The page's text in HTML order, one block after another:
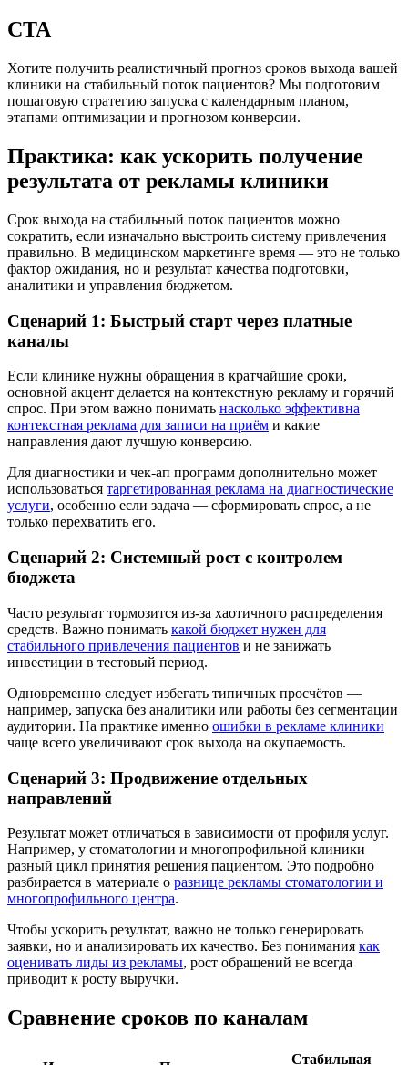
CTA
Хотите получить реалистичный прогноз сроков выхода вашей
клиники на стабильный поток пациентов? Мы подготовим
пошаговую стратегию запуска с календарным планом,
этапами оптимизации и прогнозом конверсии.
Практика: как ускорить получение
результата от рекламы клиники
Срок выхода на стабильный поток пациентов можно
сократить, если изначально выстроить систему привлечения
правильно. В медицинском маркетинге время — это не только
фактор ожидания, но и результат качества подготовки,
аналитики и управления бюджетом.
Сценарий 1: Быстрый старт через платные
каналы
Если клинике нужны обращения в кратчайшие сроки,
основной акцент делается на контекстную рекламу и горячий
спрос. При этом важно понимать насколько эффективна
контекстная реклама для записи на приём и какие
направления дают лучшую конверсию.
Для диагностики и чек-ап программ дополнительно может
использоваться таргетированная реклама на диагностические
услуги, особенно если задача — сформировать спрос, а не
только перехватить его.
Сценарий 2: Системный рост с контролем
бюджета
Часто результат тормозится из-за хаотичного распределения
средств. Важно понимать какой бюджет нужен для
стабильного привлечения пациентов и не занижать
инвестиции в тестовый период.
Одновременно следует избегать типичных просчётов —
например, запуска без аналитики или работы без сегментации
аудитории. На практике именно ошибки в рекламе клиники
чаще всего увеличивают срок выхода на окупаемость.
Сценарий 3: Продвижение отдельных
направлений
Результат может отличаться в зависимости от профиля услуг.
Например, у стоматологии и многопрофильной клиники
разный цикл принятия решения пациентом. Это подробно
разбирается в материале о разнице рекламы стоматологии и
многопрофильного центра.
Чтобы ускорить результат, важно не только генерировать
заявки, но и анализировать их качество. Без понимания как
оценивать лиды из рекламы, рост обращений не всегда
приводит к росту выручки.
Сравнение сроков по каналам
Стабильная